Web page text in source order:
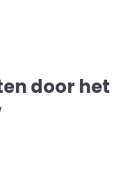
door het